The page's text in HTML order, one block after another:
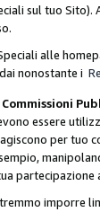
sul tuo Sito).
alle
nonostante i
essere
per tuo
imporre